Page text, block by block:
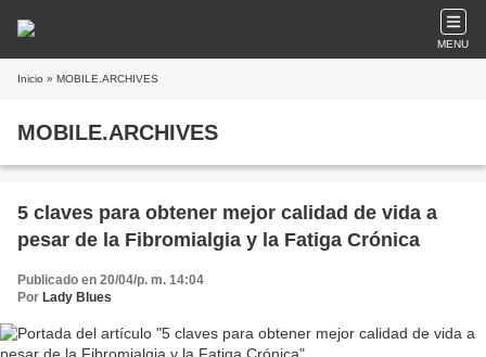
MENU
Inicio » MOBILE.ARCHIVES
MOBILE.ARCHIVES
5 claves para obtener mejor calidad de vida a
pesar de la Fibromialgia y la Fatiga Crónica
Publicado en 20/04/p. m. 14:04
Por Lady Blues